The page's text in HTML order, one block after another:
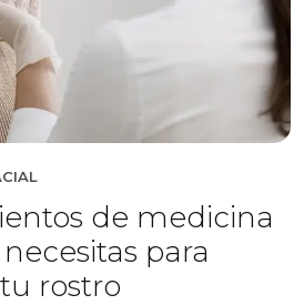
de medicina
para
rostro